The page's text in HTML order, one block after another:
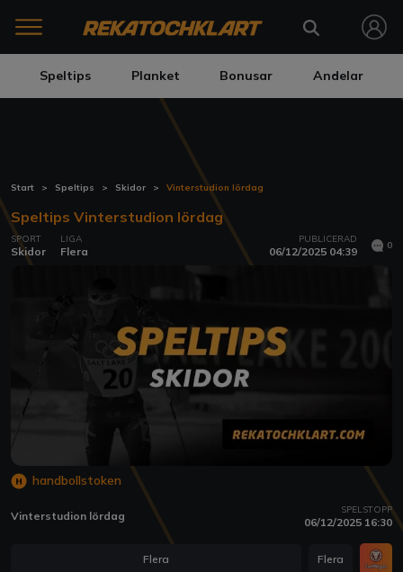
Speltips Planket Bonusar Andelar
Start Speltips Skidor Vinterstudion lördag
Speltips Vinterstudion lördag
SPORT
Skidor
LIGA
Flera
PUBLICERAD
06/12/2025 04:39 0
handbollstoken
Vinterstudion lördag SPELSTOPP
06/12/2025 16:30
Flera Flera